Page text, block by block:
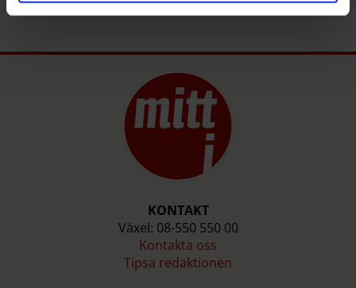
KONTAKT
Växel: 08-550 550 00
Kontakta oss
Tipsa redaktionen